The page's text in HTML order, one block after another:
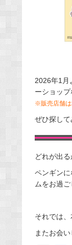
2026年1月
ーショッ
※販売店舗は
ぜひ探して
どれが出
ペンギン
ムをお過
それでは、
またお会